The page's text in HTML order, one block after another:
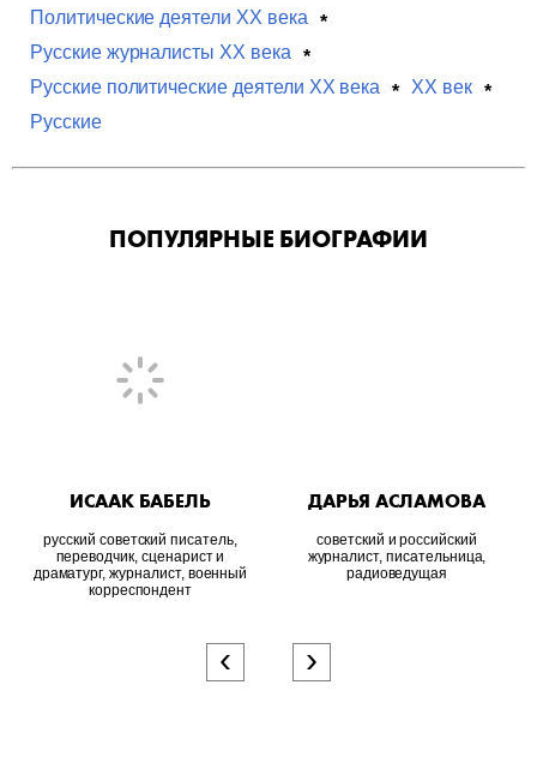
Политические деятели XX века
Русские журналисты XX века
Русские политические деятели XX века
XX век
Русские
ПОПУЛЯРНЫЕ БИОГРАФИИ
ИСААК БАБЕЛЬ
русский советский писатель,
переводчик, сценарист и
драматург, журналист, военный
корреспондент
ДАРЬЯ АСЛАМОВА
советский и российский
журналист, писательница,
радиоведущая
‹ ›